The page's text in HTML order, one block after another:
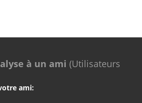
à un ami (Utilisateurs
ami: